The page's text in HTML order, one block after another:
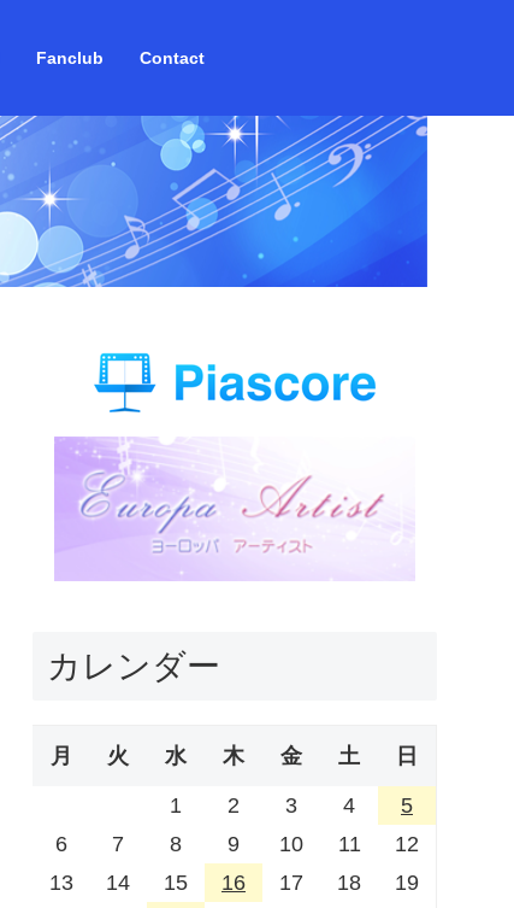
Fanclub Contact
カレンダー
月 火 水 木 金 土 日
1 2 3 4
5
6
7 8 9 10 11
12
13
14 15 16 17 18
19